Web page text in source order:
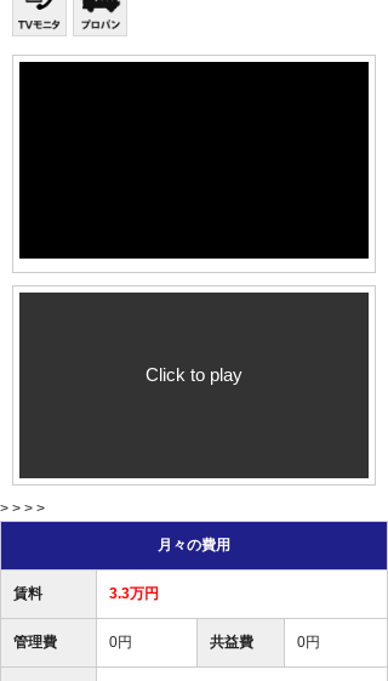
Click to play
> > > >
月々の費用
賃料 3.3万円
管理費 0円 共益費 0円